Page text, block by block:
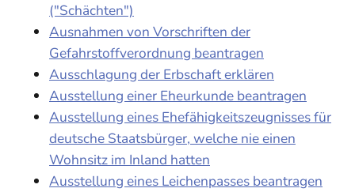
("Schächten")
Ausnahmen von Vorschriften der
Gefahrstoffverordnung beantragen
Ausschlagung der Erbschaft erklären
Ausstellung einer Eheurkunde beantragen
Ausstellung eines Ehefähigkeitszeugnisses für
deutsche Staatsbürger, welche nie einen
Wohnsitz im Inland hatten
Ausstellung eines Leichenpasses beantragen